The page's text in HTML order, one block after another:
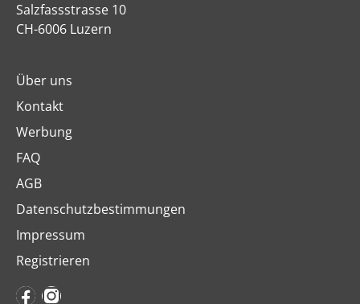
Salzfassstrasse 10
CH-6006 Luzern
Über uns
Kontakt
Werbung
FAQ
AGB
Datenschutzbestimmungen
Impressum
Registrieren